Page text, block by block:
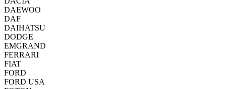
DAEWOO
DAF
DAIHATSU
DODGE
EMGRAND
FERRARI
FIAT
FORD
FORD USA